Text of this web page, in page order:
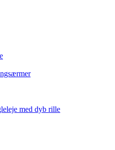
med dyb rille